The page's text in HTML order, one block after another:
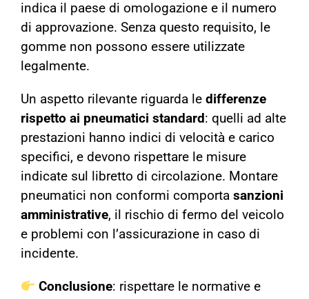
indica il paese di omologazione e il numero
di approvazione. Senza questo requisito, le
gomme non possono essere utilizzate
legalmente.
Un aspetto rilevante riguarda le differenze
rispetto ai pneumatici standard: quelli ad alte
prestazioni hanno indici di velocità e carico
specifici, e devono rispettare le misure
indicate sul libretto di circolazione. Montare
pneumatici non conformi comporta sanzioni
amministrative, il rischio di fermo del veicolo
e problemi con l’assicurazione in caso di
incidente.
Conclusione: rispettare le normative e